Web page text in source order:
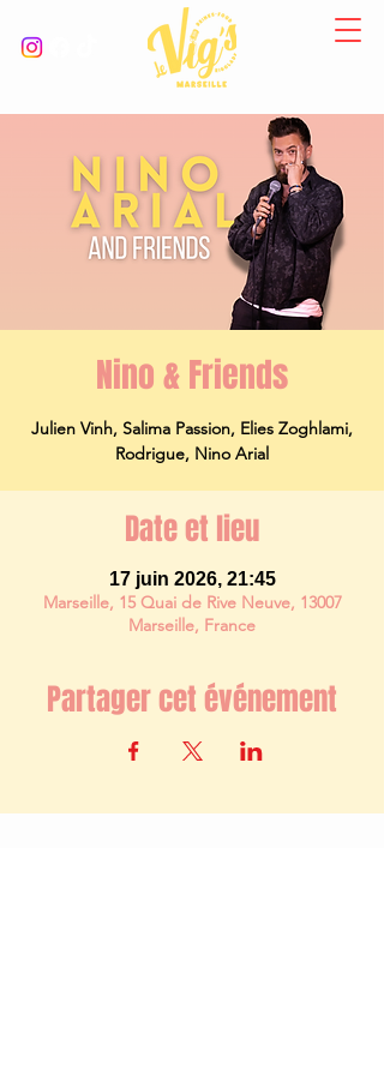
Nino & Friends
Julien Vinh, Salima Passion, Elies Zoghlami,
Rodrigue, Nino Arial
Date et lieu
17 juin 2026, 21:45
Marseille, 15 Quai de Rive Neuve, 13007
Marseille, France
Partager cet événement